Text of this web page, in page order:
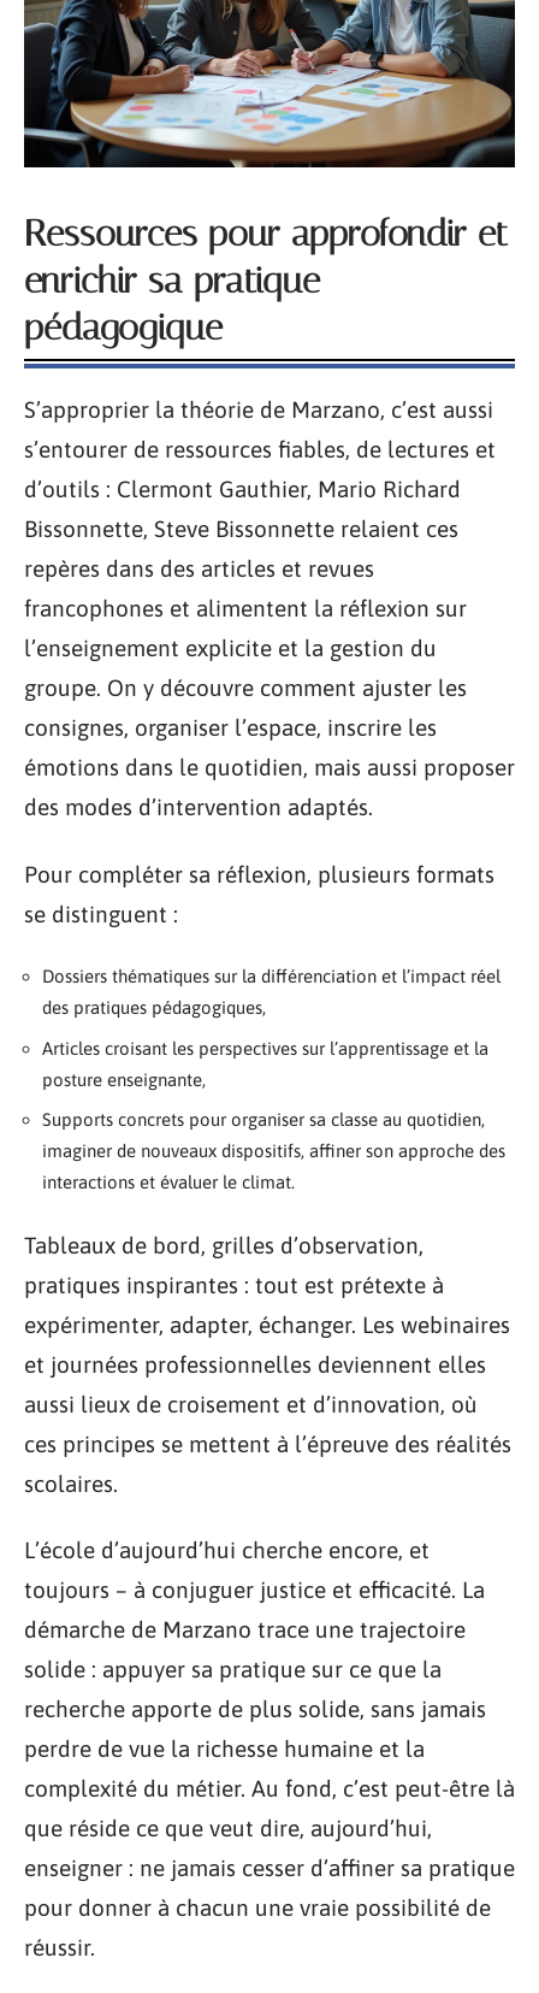
Ressources pour approfondir et
enrichir sa pratique
pédagogique
S’approprier la théorie de Marzano, c’est aussi
s’entourer de ressources fiables, de lectures et
d’outils : Clermont Gauthier, Mario Richard
Bissonnette, Steve Bissonnette relaient ces
repères dans des articles et revues
francophones et alimentent la réflexion sur
l’enseignement explicite et la gestion du
groupe. On y découvre comment ajuster les
consignes, organiser l’espace, inscrire les
émotions dans le quotidien, mais aussi proposer
des modes d’intervention adaptés.
Pour compléter sa réflexion, plusieurs formats
se distinguent :
Dossiers thématiques sur la différenciation et l’impact réel
des pratiques pédagogiques,
Articles croisant les perspectives sur l’apprentissage et la
posture enseignante,
Supports concrets pour organiser sa classe au quotidien,
imaginer de nouveaux dispositifs, affiner son approche des
interactions et évaluer le climat.
Tableaux de bord, grilles d’observation,
pratiques inspirantes : tout est prétexte à
expérimenter, adapter, échanger. Les webinaires
et journées professionnelles deviennent elles
aussi lieux de croisement et d’innovation, où
ces principes se mettent à l’épreuve des réalités
scolaires.
L’école d’aujourd’hui cherche encore, et
toujours – à conjuguer justice et efficacité. La
démarche de Marzano trace une trajectoire
solide : appuyer sa pratique sur ce que la
recherche apporte de plus solide, sans jamais
perdre de vue la richesse humaine et la
complexité du métier. Au fond, c’est peut-être là
que réside ce que veut dire, aujourd’hui,
enseigner : ne jamais cesser d’affiner sa pratique
pour donner à chacun une vraie possibilité de
réussir.